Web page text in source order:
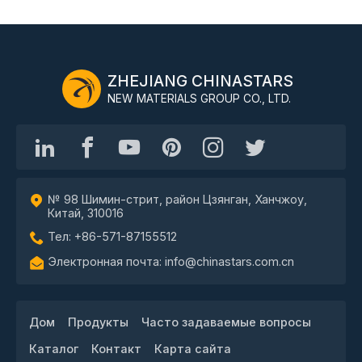
ZHEJIANG CHINASTARS
NEW MATERIALS GROUP CO., LTD.
№ 98 Шимин-стрит, район Цзянган, Ханчжоу,
Китай, 310016
Тел: +86-571-87155512
Электронная почта: info@chinastars.com.cn
Дом Продукты
Часто задаваемые вопросы
Каталог
Контакт Карта сайта